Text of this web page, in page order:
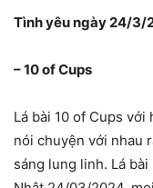
Tình yêu ngày 24/3/
– 10 of Cups
Lá bài 10 of Cups
nói chuyện với nhau
sáng lung linh. Lá